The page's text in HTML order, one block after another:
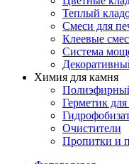
Теплый
Смеси для
Клеевые
Система
Химия для камня
Герметик
Очистители
Пропитки и